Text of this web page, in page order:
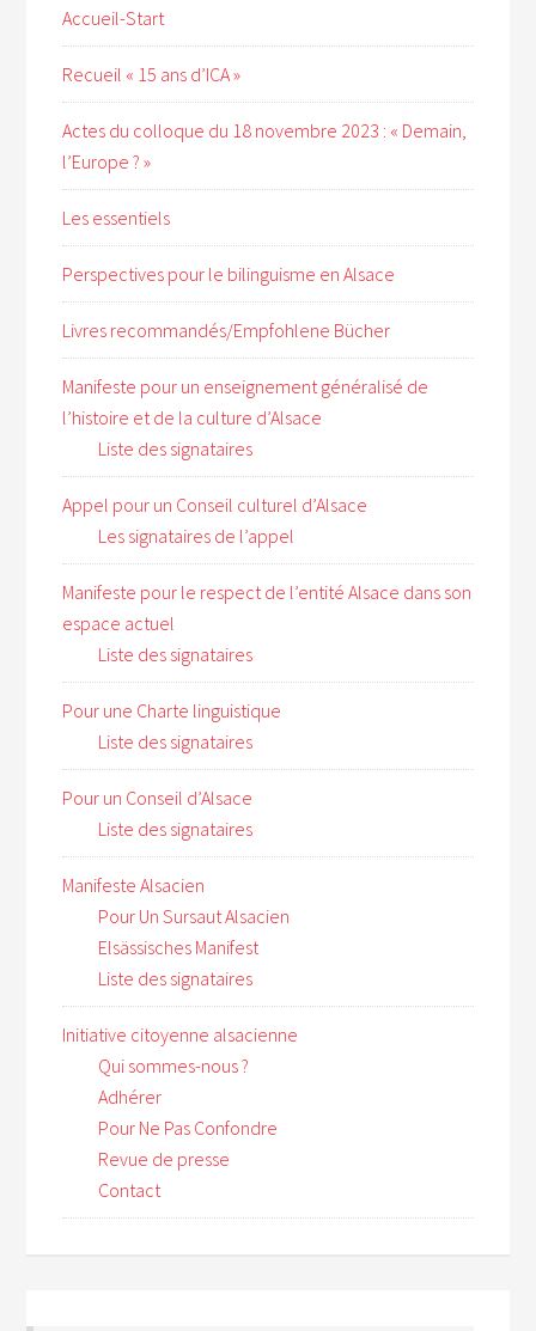
Accueil-Start
Recueil « 15 ans d’ICA »
Actes du colloque du 18 novembre 2023 : « Demain,
l’Europe ? »
Les essentiels
Perspectives pour le bilinguisme en Alsace
Livres recommandés/Empfohlene Bücher
Manifeste pour un enseignement généralisé de
l’histoire et de la culture d’Alsace
Liste des signataires
Appel pour un Conseil culturel d’Alsace
Les signataires de l’appel
Manifeste pour le respect de l’entité Alsace dans son
espace actuel
Liste des signataires
Pour une Charte linguistique
Liste des signataires
Pour un Conseil d’Alsace
Liste des signataires
Manifeste Alsacien
Pour Un Sursaut Alsacien
Elsässisches Manifest
Liste des signataires
Initiative citoyenne alsacienne
Qui sommes-nous ?
Adhérer
Pour Ne Pas Confondre
Revue de presse
Contact